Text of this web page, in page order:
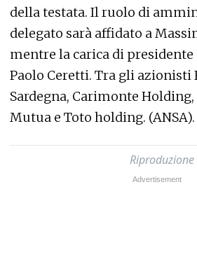
della testata. Il ruolo di
delegato sarà affidato a
mentre la carica di presidente
Paolo Ceretti. Tra gli azionisti
Sardegna, Carimonte Holding,
Mutua e Toto holding. (ANSA).